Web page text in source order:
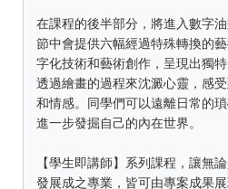
在課程的後半部分，將進入數字
節中會提供六幅經過特殊轉換的
字化技術和藝術創作，呈現出獨
透過繪畫的過程來沈澱心靈，感
和情感。同學們可以遠離日常的
進一步發掘自己的內在世界。
【學生即講師】系列課程，讓無
發展成之專業，皆可由專案成果